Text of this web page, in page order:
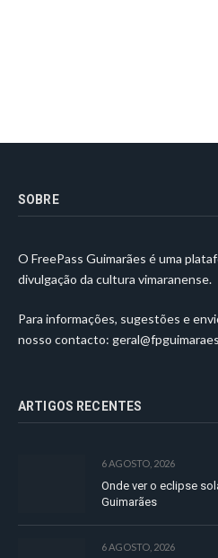
SOBRE
O FreePass Guimarães é uma
divulgação da cultura vimaranense.
Para informações, sugestões e
nosso contacto:
ARTIGOS RECENTES
6 AGOSTO, 2026
Onde ver o eclipse
Guimarães
6 AGOSTO, 2026